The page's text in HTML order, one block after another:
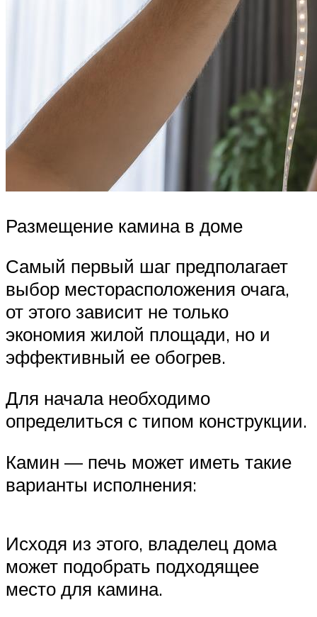
Размещение камина в доме
Самый первый шаг предполагает
выбор месторасположения очага,
от этого зависит не только
экономия жилой площади, но и
эффективный ее обогрев.
Для начала необходимо
определиться с типом конструкции.
Камин — печь может иметь такие
варианты исполнения:
Исходя из этого, владелец дома
может подобрать подходящее
место для камина.